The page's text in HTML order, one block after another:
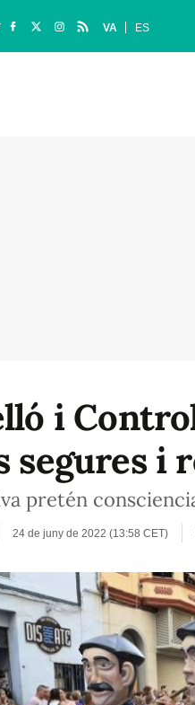
VA ES
i
segures i
pretén
24 de juny de 2022 (13:58 CET)